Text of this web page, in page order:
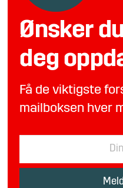
Ønsker
deg
Få de viktigste
mailboksen hver